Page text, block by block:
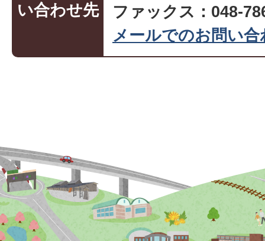
い合わせ先
ファックス：048-
メールでのお問い